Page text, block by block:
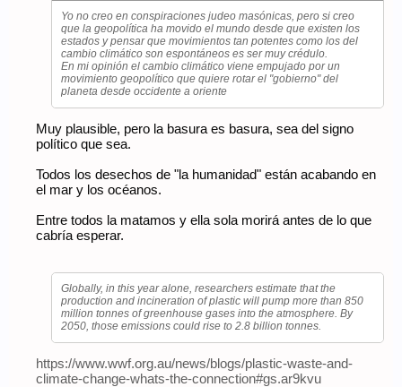
Yo no creo en conspiraciones judeo masónicas, pero si creo
que la geopolítica ha movido el mundo desde que existen los
estados y pensar que movimientos tan potentes como los del
cambio climático son espontáneos es ser muy crédulo.
En mi opinión el cambio climático viene empujado por un
movimiento geopolítico que quiere rotar el "gobierno" del
planeta desde occidente a oriente
Muy plausible, pero la basura es basura, sea del signo
político que sea.
Todos los desechos de "la humanidad" están acabando en
el mar y los océanos.
Entre todos la matamos y ella sola morirá antes de lo que
cabría esperar.
Globally, in this year alone, researchers estimate that the
production and incineration of plastic will pump more than 850
million tonnes of greenhouse gases into the atmosphere. By
2050, those emissions could rise to 2.8 billion tonnes.
https://www.wwf.org.au/news/blogs/plastic-waste-and-
climate-change-whats-the-connection#gs.ar9kvu